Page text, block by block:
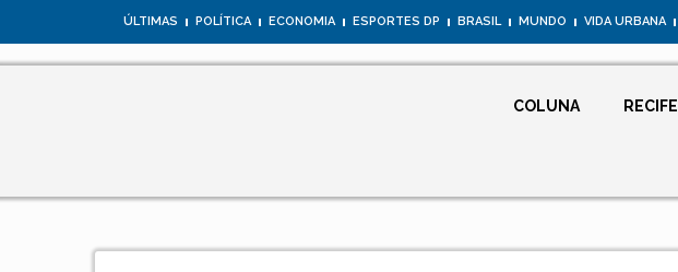
ÚLTIMAS POLÍTICA ECONOMIA ESPORTES DP BRASIL MUNDO VIDA URBANA
COLUNA RECIFE